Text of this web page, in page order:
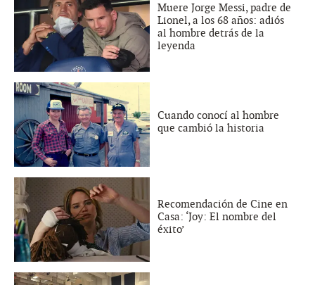
Muere Jorge Messi, padre de
Lionel, a los 68 años: adiós
al hombre detrás de la
leyenda
Cuando conocí al hombre
que cambió la historia
Recomendación de Cine en
Casa: ‘Joy: El nombre del
éxito’